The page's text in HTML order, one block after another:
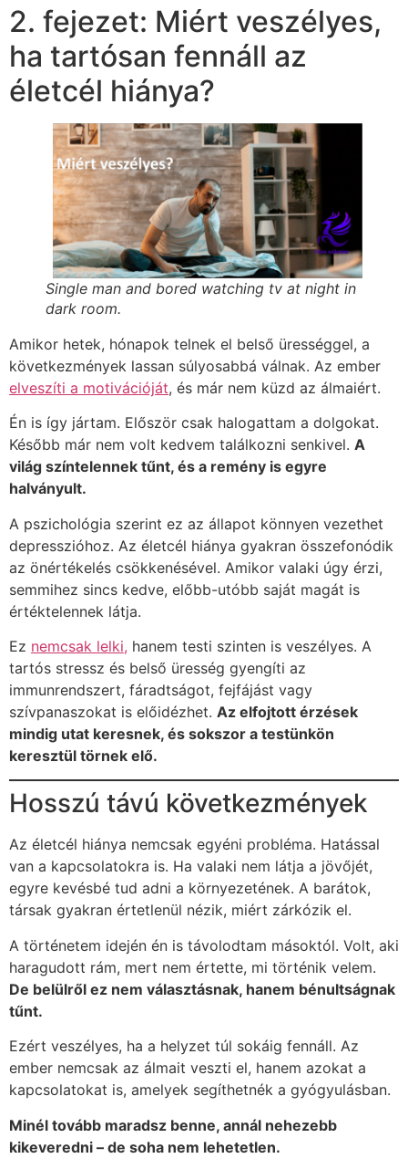
2. fejezet: Miért veszélyes,
ha tartósan fennáll az
életcél hiánya?
Single man and bored watching tv at night in
dark room.
Amikor hetek, hónapok telnek el belső ürességgel, a
következmények lassan súlyosabbá válnak. Az ember
elveszíti a motivációját, és már nem küzd az álmaiért.
Én is így jártam. Először csak halogattam a dolgokat.
Később már nem volt kedvem találkozni senkivel. A
világ színtelennek tűnt, és a remény is egyre
halványult.
A pszichológia szerint ez az állapot könnyen vezethet
depresszióhoz. Az életcél hiánya gyakran összefonódik
az önértékelés csökkenésével. Amikor valaki úgy érzi,
semmihez sincs kedve, előbb-utóbb saját magát is
értéktelennek látja.
Ez nemcsak lelki, hanem testi szinten is veszélyes. A
tartós stressz és belső üresség gyengíti az
immunrendszert, fáradtságot, fejfájást vagy
szívpanaszokat is előidézhet. Az elfojtott érzések
mindig utat keresnek, és sokszor a testünkön
keresztül törnek elő.
Hosszú távú következmények
Az életcél hiánya nemcsak egyéni probléma. Hatással
van a kapcsolatokra is. Ha valaki nem látja a jövőjét,
egyre kevésbé tud adni a környezetének. A barátok,
társak gyakran értetlenül nézik, miért zárkózik el.
A történetem idején én is távolodtam másoktól. Volt, aki
haragudott rám, mert nem értette, mi történik velem.
De belülről ez nem választásnak, hanem bénultságnak
tűnt.
Ezért veszélyes, ha a helyzet túl sokáig fennáll. Az
ember nemcsak az álmait veszti el, hanem azokat a
kapcsolatokat is, amelyek segíthetnék a gyógyulásban.
Minél tovább maradsz benne, annál nehezebb
kikeveredni – de soha nem lehetetlen.